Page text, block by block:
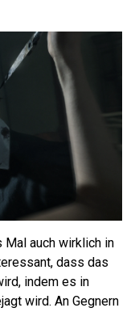
auch wirklich in
dass das
indem es in
wird. An Gegnern